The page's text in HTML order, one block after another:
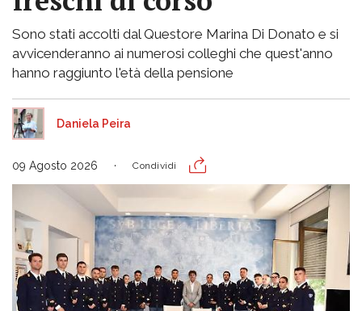
Sono stati accolti dal Questore Marina Di Donato e si
avvicenderanno ai numerosi colleghi che quest'anno
hanno raggiunto l'età della pensione
Daniela Peira
09 Agosto 2026 Condividi